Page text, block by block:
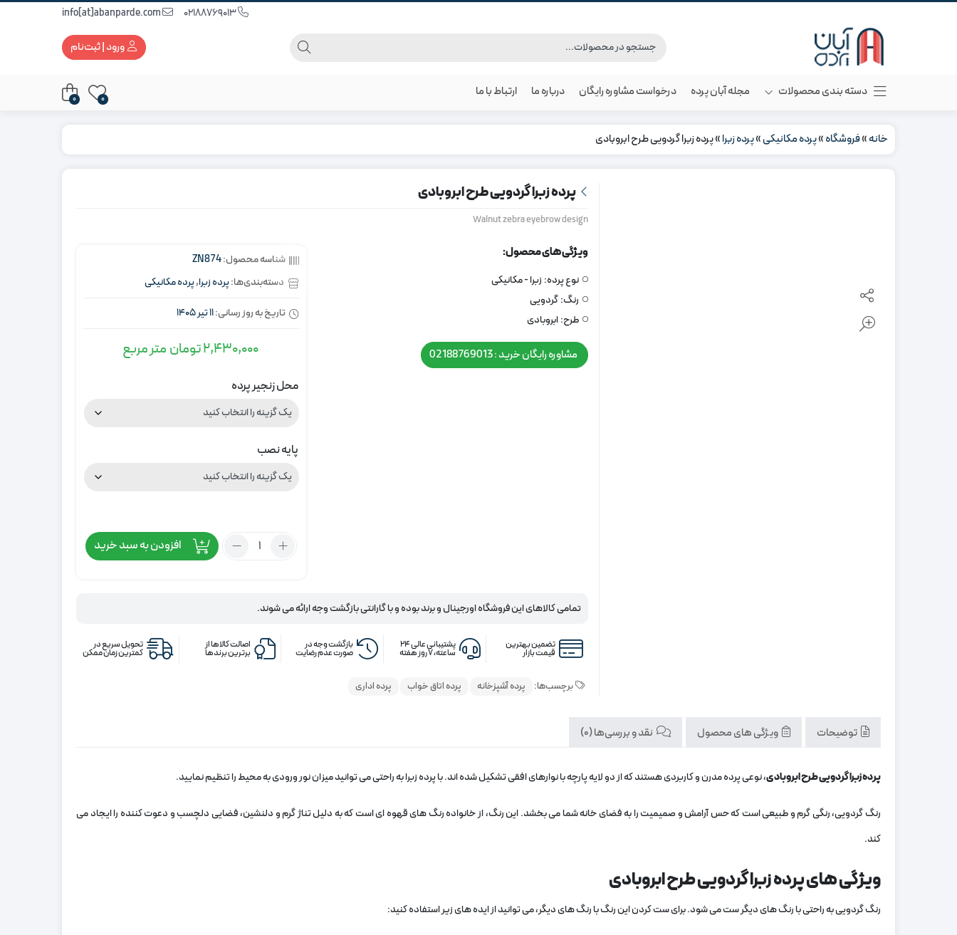
ورود | ثبت‌نام
دسته بندی محصولات مجله آبان پرده درخواست مشاوره رایگان درباره ما ارتباط با ما 0
0
خانه»فروشگاه»پرده مکانیکی»پرده زبرا»پرده زبرا گردویی طرح ابروبادی
پرده زبرا گردویی طرح ابروبادی
Walnut zebra eyebrow design
ویژگی های محصول:
نوع پرده: زبرا - مکانیکی
رنگ: گردویی
طرح: ابروبادی
مشاوره رایگان خرید : 02188769013
شناسه محصول:ZN874
دسته‌بندی‌ها:پرده زبرا,پرده مکانیکی
تاریخ به روز رسانی:11 تیر 1405
2,430,000تومان متر مربع
محل زنجیر پرده
پایه نصب
تعداد:
طرح
افزودن به سبد خرید
تمامی کالاهای این فروشگاه اورجینال و برند بوده و با گارانتی بازگشت وجه ارائه می شوند.
تضمین بهترین
قیمت بازار
پشتیبانی عالی ۲۴
ساعته، ۷ روز هفته
بازگشت وجه در
صورت عدم رضایت
اصالت کالاها از
برترین برندها
تحویل سریع در
کمترین زمان ممکن
برچسب‌ها: پرده آشپزخانه پرده اتاق خواب پرده اداری
توضیحات ویژگی های محصول نقد و بررسی‌ها (0)
پرده زبرا گردویی طرح ابروبادی، نوعی پرده مدرن و کاربردی هستند که از دو لایه پارچه با نوارهای افقی تشکیل شده‌ اند. با پرده زبرا به راحتی می توانید میزان نور ورودی به محیط را تنظیم نمایید.
رنگ گردویی، رنگی گرم و طبیعی است که حس آرامش و صمیمیت را به فضای خانه شما می‌ بخشد. این رنگ، از خانواده رنگ‌ های قهوه‌ ای است که به دلیل تناژ گرم و دلنشین، فضایی دلچسب و دعوت‌ کننده را ایجاد می‌
کند.
ویژگی های پرده زبرا گردویی طرح ابروبادی
رنگ گردویی به راحتی با رنگ‌ های دیگر ست می‌ شود. برای ست کردن این رنگ با رنگ‌ های دیگر، می‌ توانید از ایده‌ های زیر استفاده کنید: